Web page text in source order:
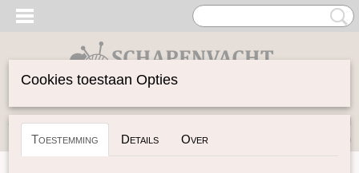
Inloggen Registreren
(0)
Cookies toestaan Opties
Toestemming Details Over